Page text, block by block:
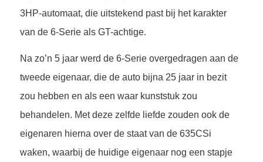
3HP-automaat, die uitstekend past bij het karakter
van de 6-Serie als GT-achtige.
Na zo’n 5 jaar werd de 6-Serie overgedragen aan de
tweede eigenaar, die de auto bijna 25 jaar in bezit
zou hebben en als een waar kunststuk zou
behandelen. Met deze zelfde liefde zouden ook de
eigenaren hierna over de staat van de 635CSi
waken, waarbij de huidige eigenaar nog een stapje